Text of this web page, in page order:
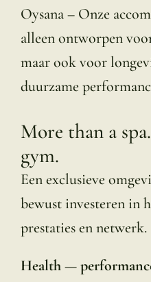
Oysana – Onze
alleen ontworpen
maar ook voor
duurzame
More than a
gym.
Een exclusieve
bewust investeren in
prestaties en netwerk.
Health —